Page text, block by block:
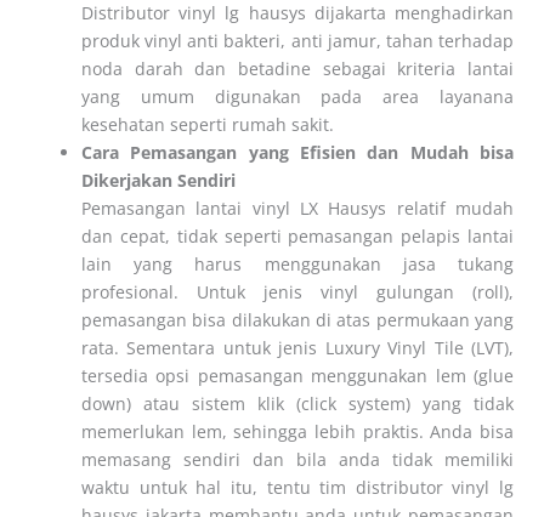
Distributor vinyl lg hausys dijakarta menghadirkan
produk vinyl anti bakteri, anti jamur, tahan terhadap
noda darah dan betadine sebagai kriteria lantai
yang umum digunakan pada area layanana
kesehatan seperti rumah sakit.
Cara Pemasangan yang Efisien dan Mudah bisa
Dikerjakan Sendiri
Pemasangan lantai vinyl LX Hausys relatif mudah
dan cepat, tidak seperti pemasangan pelapis lantai
lain yang harus menggunakan jasa tukang
profesional. Untuk jenis vinyl gulungan (roll),
pemasangan bisa dilakukan di atas permukaan yang
rata. Sementara untuk jenis Luxury Vinyl Tile (LVT),
tersedia opsi pemasangan menggunakan lem (glue
down) atau sistem klik (click system) yang tidak
memerlukan lem, sehingga lebih praktis. Anda bisa
memasang sendiri dan bila anda tidak memiliki
waktu untuk hal itu, tentu tim distributor vinyl lg